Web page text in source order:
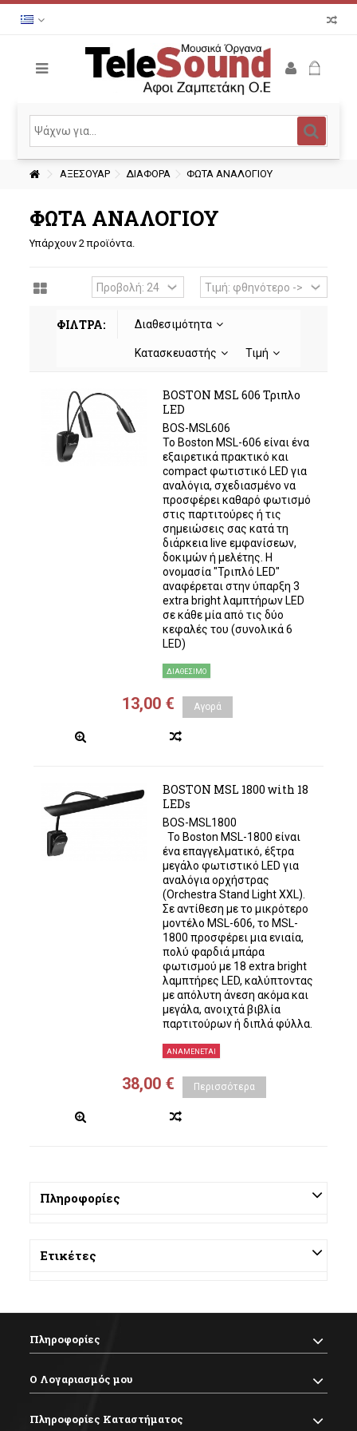
ΑΞΕΣΟΥΑΡ ΔΙΑΦΟΡΑ ΦΩΤΑ ΑΝΑΛΟΓΙΟΥ
ΦΩΤΑ ΑΝΑΛΟΓΙΟΥ
Υπάρχουν 2 προϊόντα.
ΦΙΛΤΡΑ: Διαθεσιμότητα
Κατασκευαστής Τιμή
BOSTON MSL 606 Τριπλο
LED
BOS-MSL606
Το Boston MSL-606 είναι ένα
εξαιρετικά πρακτικό και
compact φωτιστικό LED για
αναλόγια, σχεδιασμένο να
προσφέρει καθαρό φωτισμό
στις παρτιτούρες ή τις
σημειώσεις σας κατά τη
διάρκεια live εμφανίσεων,
δοκιμών ή μελέτης. Η
ονομασία "Τριπλό LED"
αναφέρεται στην ύπαρξη 3
extra bright λαμπτήρων LED
σε κάθε μία από τις δύο
κεφαλές του (συνολικά 6
LED)
ΔΙΑΘΈΣΙΜΟ
13,00 € Αγορά
BOSTON MSL 1800 with 18
LEDs
BOS-MSL1800
Το Boston MSL-1800 είναι
ένα επαγγελματικό, έξτρα
μεγάλο φωτιστικό LED για
αναλόγια ορχήστρας
(Orchestra Stand Light XXL).
Σε αντίθεση με το μικρότερο
μοντέλο MSL-606, το MSL-
1800 προσφέρει μια ενιαία,
πολύ φαρδιά μπάρα
φωτισμού με 18 extra bright
λαμπτήρες LED, καλύπτοντας
με απόλυτη άνεση ακόμα και
μεγάλα, ανοιχτά βιβλία
παρτιτούρων ή διπλά φύλλα.
ΑΝΑΜΈΝΕΤΑΙ
38,00 € Περισσότερα
Πληροφορίες
Ετικέτες
Πληροφορίες
Ο Λογαριασμός μου
Πληροφορίες Καταστήματος